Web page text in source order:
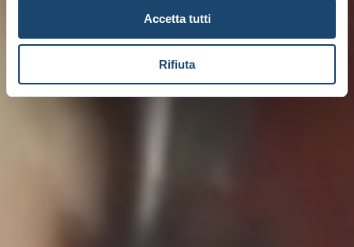
Accetta tutti
Rifiuta